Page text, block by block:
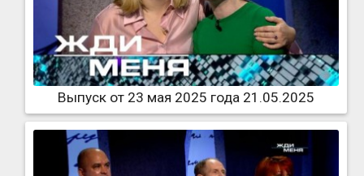
Выпуск от 23 мая 2025 года 21.05.2025